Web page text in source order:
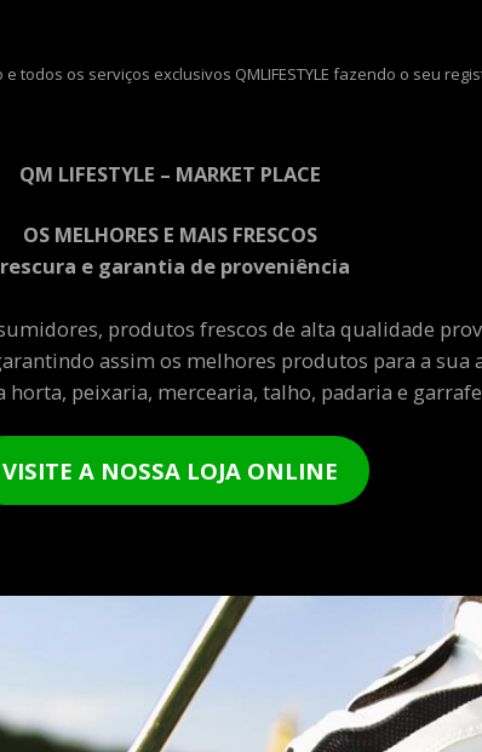
todos os serviços exclusivos QMLIFESTYLE fazendo o seu
QM LIFESTYLE – MARKET PLACE
OS MELHORES E MAIS FRESCOS
e garantia de proveniência
produtos frescos de alta qualidade
assim os melhores produtos para a sua
horta, peixaria, mercearia, talho, padaria e
VISITE A NOSSA LOJA ONLINE